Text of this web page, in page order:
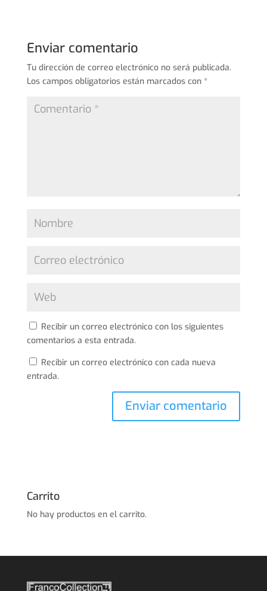
Enviar comentario
Tu dirección de correo electrónico no será publicada.
Los campos obligatorios están marcados con *
Recibir un correo electrónico con los siguientes
comentarios a esta entrada.
Recibir un correo electrónico con cada nueva
entrada.
Carrito
No hay productos en el carrito.